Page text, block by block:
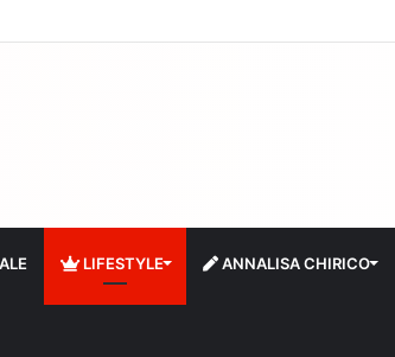
la crisi dell’economia russa
LIFESTYLE ANNALISA CHIRICO